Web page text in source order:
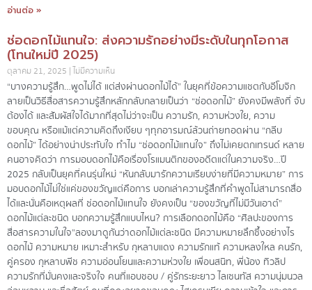
อ่านต่อ »
ช่อดอกไม้แทนใจ: ส่งความรักอย่างมีระดับในทุกโอกาส
(โทนใหม่ปี 2025)
ตุลาคม 21, 2025 ไม่มีความเห็น
“บางความรู้สึก…พูดไม่ได้ แต่ส่งผ่านดอกไม้ได้” ในยุคที่ข้อความแชตกับอีโมจิก
ลายเป็นวิธีสื่อสารความรู้สึกหลักกลับกลายเป็นว่า “ช่อดอกไม้” ยังคงมีพลังที่ จับ
ต้องได้ และสัมผัสใจได้มากที่สุดไม่ว่าจะเป็น ความรัก, ความห่วงใย, ความ
ขอบคุณ หรือแม้แต่ความคิดถึงเงียบ ๆทุกอารมณ์ล้วนถ่ายทอดผ่าน “กลีบ
ดอกไม้” ได้อย่างน่าประทับใจ ทำไม “ช่อดอกไม้แทนใจ” ถึงไม่เคยตกเทรนด์ หลาย
คนอาจคิดว่า การมอบดอกไม้คือเรื่องโรแมนติกของอดีตแต่ในความจริง…ปี
2025 กลับเป็นยุคที่คนรุ่นใหม่ “หันกลับมารักความเรียบง่ายที่มีความหมาย” การ
มอบดอกไม้ไม่ใช่แค่ของขวัญแต่คือการ บอกเล่าความรู้สึกที่คำพูดไม่สามารถสื่อ
ได้และนั่นคือเหตุผลที่ ช่อดอกไม้แทนใจ ยังคงเป็น “ของขวัญที่ไม่มีวันเอาต์”
ดอกไม้แต่ละชนิด บอกความรู้สึกแบบไหน? การเลือกดอกไม้คือ “ศิลปะของการ
สื่อสารความในใจ”ลองมาดูกันว่าดอกไม้แต่ละชนิด มีความหมายลึกซึ้งอย่างไร
ดอกไม้ ความหมาย เหมาะสำหรับ กุหลาบแดง ความรักแท้ ความหลงใหล คนรัก,
คู่ครอง กุหลาบพีช ความอ่อนโยนและความห่วงใย เพื่อนสนิท, พี่น้อง ทิวลิป
ความรักที่มั่นคงและจริงใจ คนที่แอบชอบ / คู่รักระยะยาว ไลเซนทัส ความนุ่มนวล